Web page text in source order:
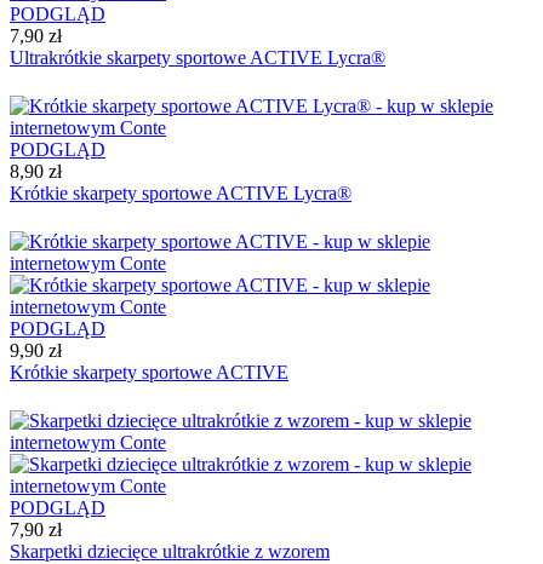
PODGLĄD
7,90 zł
Ultrakrótkie skarpety sportowe ACTIVE Lycra®
PODGLĄD
8,90 zł
Krótkie skarpety sportowe ACTIVE Lycra®
PODGLĄD
9,90 zł
Krótkie skarpety sportowe ACTIVE
PODGLĄD
7,90 zł
Skarpetki dziecięce ultrakrótkie z wzorem